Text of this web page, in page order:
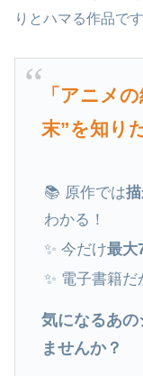
りとハマる作品です
「アニメ
末”を知り
📚 原作では
わかる！
✨ 今だけ最大
✨ 電子書籍
気になるあの
ませんか？